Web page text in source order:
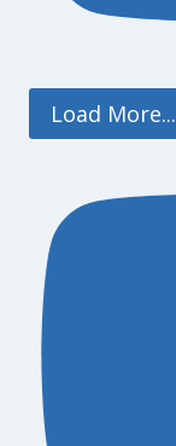
Load More...